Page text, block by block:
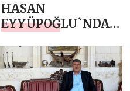
HASAN
EYYÜPOĞLU`NDAN
MESAJI